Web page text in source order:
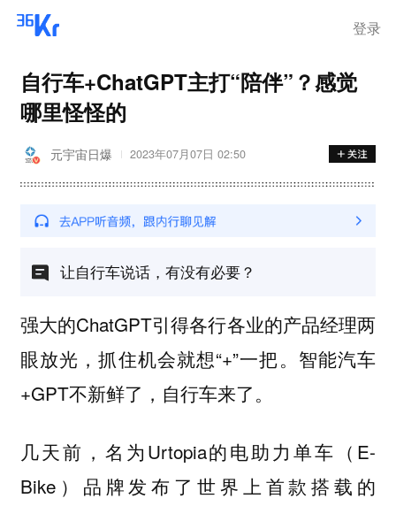
登录
自行车+ChatGPT主打“陪伴”？感觉
哪里怪怪的
元宇宙日爆 2023年07月07日 02:50
让自行车说话，有没有必要？
强大的ChatGPT引得各行各业的产品经理两
眼放光，抓住机会就想“+”一把。智能汽车
+GPT不新鲜了，自行车来了。
几天前，名为Urtopia的电助力单车（E-
Bike）品牌发布了世界上首款搭载的